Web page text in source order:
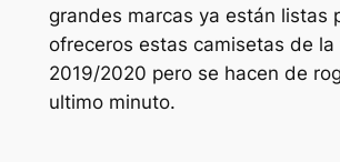
grandes marcas ya están listas
ofreceros estas camisetas de la
2019/2020 pero se hacen de
ultimo minuto.